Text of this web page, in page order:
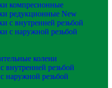
компресионные
редукционные New
с внутренней резьбой
с наружной резьбой
колени
внутренней резьбой
наружной резьбой